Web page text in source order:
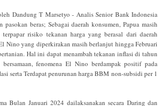
Dandung T Marsetyo - Analis Senior Bank Indonesia
beras; Sebagai daerah konsumen, Papua masih
risiko tekanan harga yang berasal dari daerah
Nino yang diperkirakan masih berlanjut hingga Februari
Hal ini dapat menambah tekanan inflasi di tahun
fenomena El Nino berdampak positif pada
serta Terdapat penurunan harga BBM non-subsidi per 1
Bulan Januari 2024 dailaksanakan secara Daring dan